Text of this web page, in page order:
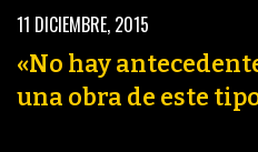
11 DICIEMBRE, 2015
«No hay
una obra de este